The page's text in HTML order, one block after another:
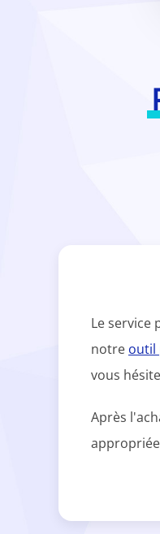
Le service
notre outil
vous
Après